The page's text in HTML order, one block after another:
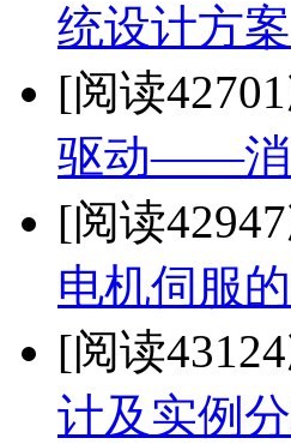
统设计方案
[阅读
驱动——消
[阅读
电机伺服
[阅读
计及实例